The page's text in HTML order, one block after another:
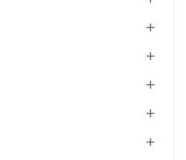




